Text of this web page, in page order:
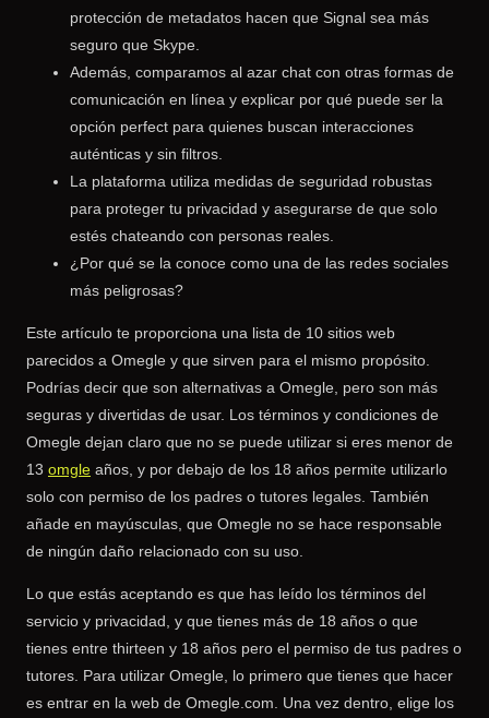
protección de metadatos hacen que Signal sea más
seguro que Skype.
Además, comparamos al azar chat con otras formas de
comunicación en línea y explicar por qué puede ser la
opción perfect para quienes buscan interacciones
auténticas y sin filtros.
La plataforma utiliza medidas de seguridad robustas
para proteger tu privacidad y asegurarse de que solo
estés chateando con personas reales.
¿Por qué se la conoce como una de las redes sociales
más peligrosas?
Este artículo te proporciona una lista de 10 sitios web
parecidos a Omegle y que sirven para el mismo propósito.
Podrías decir que son alternativas a Omegle, pero son más
seguras y divertidas de usar. Los términos y condiciones de
Omegle dejan claro que no se puede utilizar si eres menor de
13 omgle años, y por debajo de los 18 años permite utilizarlo
solo con permiso de los padres o tutores legales. También
añade en mayúsculas, que Omegle no se hace responsable
de ningún daño relacionado con su uso.
Lo que estás aceptando es que has leído los términos del
servicio y privacidad, y que tienes más de 18 años o que
tienes entre thirteen y 18 años pero el permiso de tus padres o
tutores. Para utilizar Omegle, lo primero que tienes que hacer
es entrar en la web de Omegle.com. Una vez dentro, elige los